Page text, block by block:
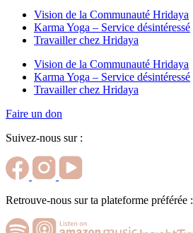
Vision de la Communauté Hridaya
Karma Yoga – Service désintéressé
Travailler chez Hridaya
Vision de la Communauté Hridaya
Karma Yoga – Service désintéressé
Travailler chez Hridaya
Faire un don
Suivez-nous sur :
Retrouve-nous sur ta plateforme préférée :